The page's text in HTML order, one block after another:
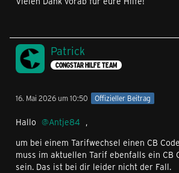
Patrick
CONGSTAR HILFE TEAM
16. Mai 2026 um 10:50 Offizieller Beitrag
Hallo Antje84 ,
um bei einem Tarifwechsel einen CB
muss im aktuellen Tarif ebenfalls ein CB
sein. Das ist bei dir leider nicht der Fall.